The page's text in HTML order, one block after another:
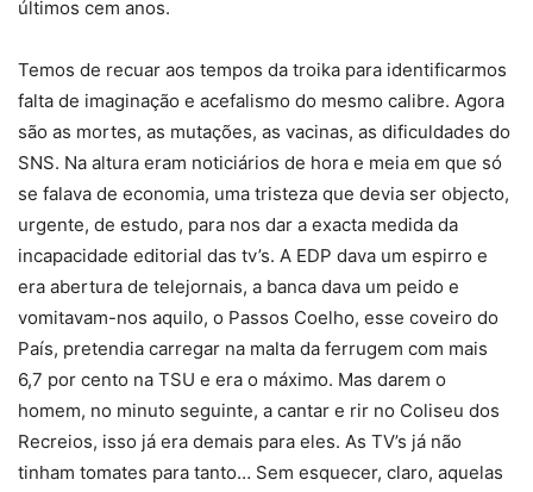
últimos cem anos.
Temos de recuar aos tempos da troika para identificarmos
falta de imaginação e acefalismo do mesmo calibre. Agora
são as mortes, as mutações, as vacinas, as dificuldades do
SNS. Na altura eram noticiários de hora e meia em que só
se falava de economia, uma tristeza que devia ser objecto,
urgente, de estudo, para nos dar a exacta medida da
incapacidade editorial das tv’s. A EDP dava um espirro e
era abertura de telejornais, a banca dava um peido e
vomitavam-nos aquilo, o Passos Coelho, esse coveiro do
País, pretendia carregar na malta da ferrugem com mais
6,7 por cento na TSU e era o máximo. Mas darem o
homem, no minuto seguinte, a cantar e rir no Coliseu dos
Recreios, isso já era demais para eles. As TV’s já não
tinham tomates para tanto… Sem esquecer, claro, aquelas